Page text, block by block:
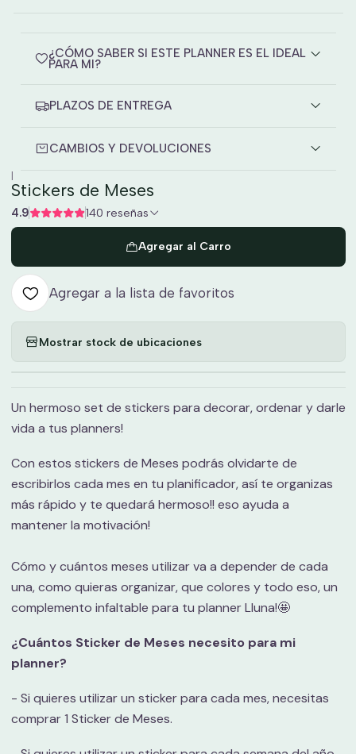
¿CÓMO SABER SI ESTE PLANNER ES EL IDEAL
PARA MI?
PLAZOS DE ENTREGA
CAMBIOS Y DEVOLUCIONES
|
Stickers de Meses
4.9 140 reseñas
Agregar al Carro
Agregar a la lista de favoritos
Mostrar stock de ubicaciones
Un hermoso set de stickers para decorar, ordenar y darle
vida a tus planners!
Con estos stickers de Meses podrás olvidarte de
escribirlos cada mes en tu planificador, así te organizas
más rápido y te quedará hermoso!! eso ayuda a
mantener la motivación!
Cómo y cuántos meses utilizar va a depender de cada
una, como quieras organizar, que colores y todo eso, un
complemento infaltable para tu planner Lluna!🤩
¿Cuántos Sticker de Meses necesito para mi
planner?
- Si quieres utilizar un sticker para cada mes, necesitas
comprar 1 Sticker de Meses.